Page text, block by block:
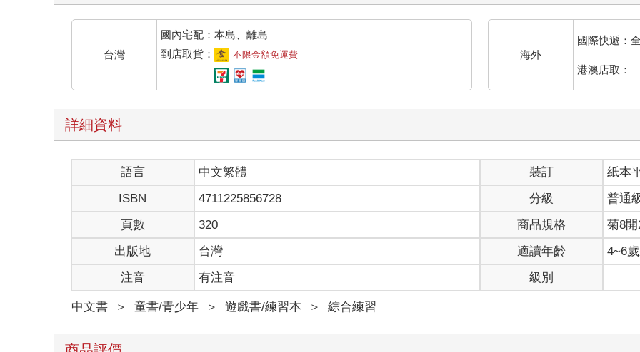
台灣
國內宅配：本島、離島
到店取貨：
不限金額免運費 海外
國際快遞：
港澳店取：
詳細資料
語言 中文繁體 裝訂
紙本
ISBN
4711225856728 分級
普通
頁數
320 商品規格
菊8
出版地
台灣 適讀年齡
4~6
注音
有注音 級別
中文書 ＞ 童書/青少年 ＞ 遊戲書/練習本 ＞ 綜合練習